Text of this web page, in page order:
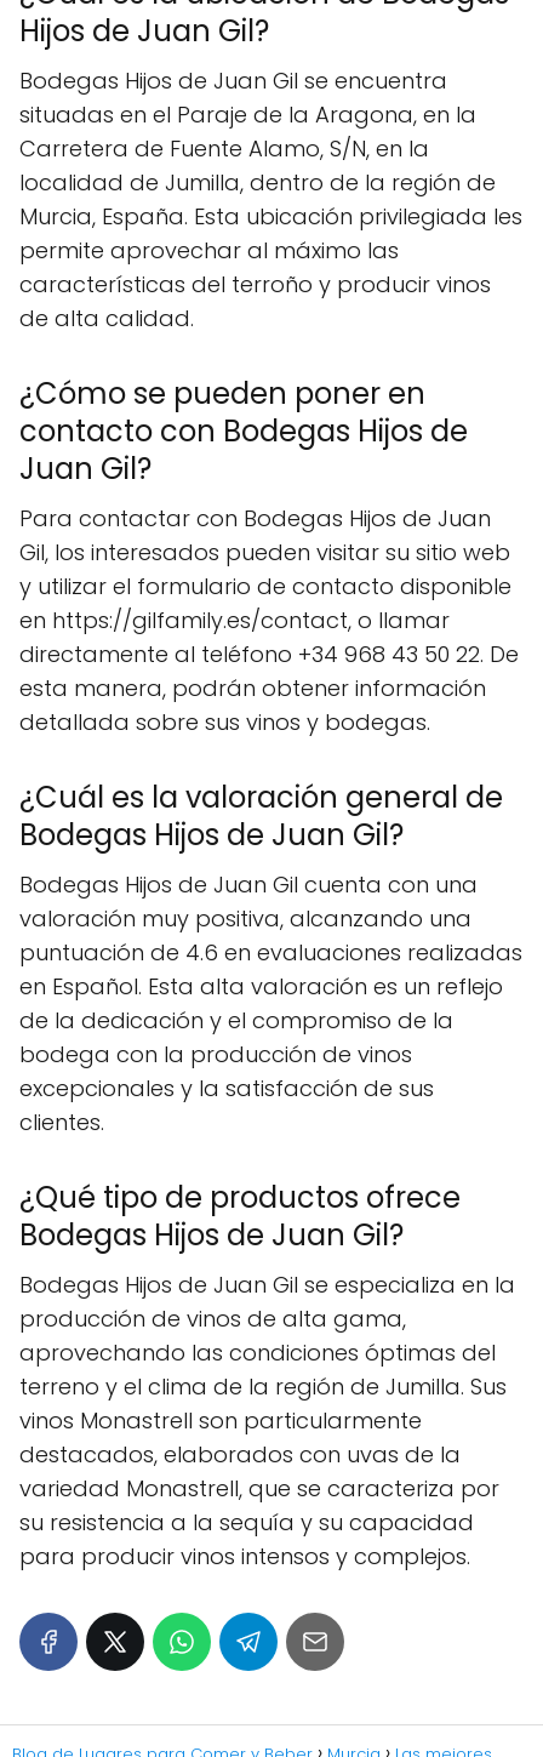
Hijos de Juan Gil?
Bodegas Hijos de Juan Gil se encuentra
situadas en el Paraje de la Aragona, en la
Carretera de Fuente Alamo, S/N, en la
localidad de Jumilla, dentro de la región de
Murcia, España. Esta ubicación privilegiada les
permite aprovechar al máximo las
características del terroño y producir vinos
de alta calidad.
¿Cómo se pueden poner en
contacto con Bodegas Hijos de
Juan Gil?
Para contactar con Bodegas Hijos de Juan
Gil, los interesados pueden visitar su sitio web
y utilizar el formulario de contacto disponible
en https://gilfamily.es/contact, o llamar
directamente al teléfono +34 968 43 50 22. De
esta manera, podrán obtener información
detallada sobre sus vinos y bodegas.
¿Cuál es la valoración general de
Bodegas Hijos de Juan Gil?
Bodegas Hijos de Juan Gil cuenta con una
valoración muy positiva, alcanzando una
puntuación de 4.6 en evaluaciones realizadas
en Español. Esta alta valoración es un reflejo
de la dedicación y el compromiso de la
bodega con la producción de vinos
excepcionales y la satisfacción de sus
clientes.
¿Qué tipo de productos ofrece
Bodegas Hijos de Juan Gil?
Bodegas Hijos de Juan Gil se especializa en la
producción de vinos de alta gama,
aprovechando las condiciones óptimas del
terreno y el clima de la región de Jumilla. Sus
vinos Monastrell son particularmente
destacados, elaborados con uvas de la
variedad Monastrell, que se caracteriza por
su resistencia a la sequía y su capacidad
para producir vinos intensos y complejos.